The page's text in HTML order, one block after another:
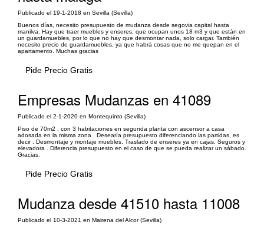
Publicado el 19-1-2018 en Sevilla (Sevilla)
Buenos días, necesito presupuesto de mudanza desde segovia capital hasta
manilva. Hay que traer muebles y enseres, que ocupan unos 18 m3 y que están en
un guardamuebles, por lo que no hay que desmontar nada, solo cargar. También
necesito precio de guardamuebles, ya que habrá cosas que no me quepan en el
apartamento. Muchas gracias
Pide Precio Gratis
Empresas Mudanzas en 41089
Publicado el 2-1-2020 en Montequinto (Sevilla)
Piso de 70m2 , con 3 habitaciones en segunda planta con ascensor a casa
adosada en la misma zona . Desearía presupuesto diferenciando las partidas, es
decir : Desmontaje y montaje muebles. Traslado de enseres ya en cajas. Seguros y
elevadora . Diferencia presupuesto en el caso de que se pueda realizar un sábado.
Gracias.
Pide Precio Gratis
Mudanza desde 41510 hasta 11008
Publicado el 10-3-2021 en Mairena del Alcor (Sevilla)